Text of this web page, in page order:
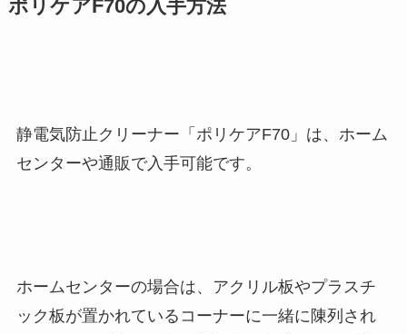
ポリケアF70の入手方法
静電気防止クリーナー「ポリケアF70」は、ホーム
センターや通販で入手可能です。
ホームセンターの場合は、アクリル板やプラスチ
ック板が置かれているコーナーに一緒に陳列され